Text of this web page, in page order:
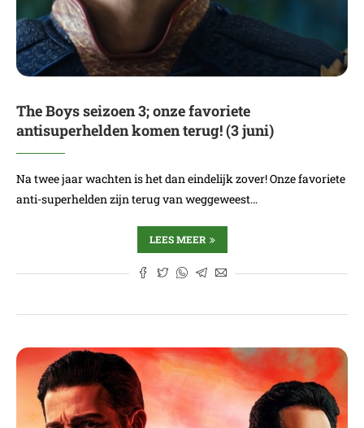
The Boys seizoen 3; onze favoriete
antisuperhelden komen terug! (3 juni)
Na twee jaar wachten is het dan eindelijk zover! Onze favoriete
anti-superhelden zijn terug van weggeweest…
LEES MEER